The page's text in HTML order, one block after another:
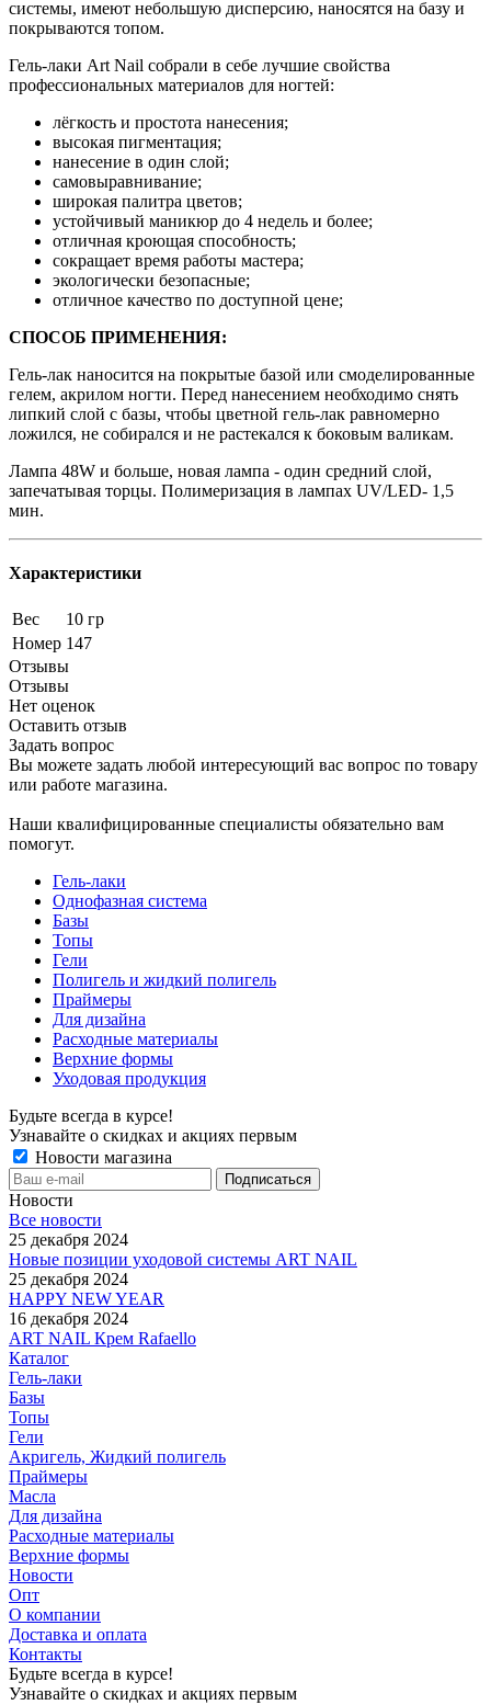
системы, имеют небольшую дисперсию, наносятся на базу и
покрываются топом.
Гель-лаки Art Nail собрали в себе лучшие свойства
профессиональных материалов для ногтей:
лёгкость и простота нанесения;
высокая пигментация;
нанесение в один слой;
самовыравнивание;
широкая палитра цветов;
устойчивый маникюр до 4 недель и более;
отличная кроющая способность;
сокращает время работы мастера;
экологически безопасные;
отличное качество по доступной цене;
СПОСОБ ПРИМЕНЕНИЯ:
Гель-лак наносится на покрытые базой или смоделированные
гелем, акрилом ногти. Перед нанесением необходимо снять
липкий слой с базы, чтобы цветной гель-лак равномерно
ложился, не собирался и не растекался к боковым валикам.
Лампа 48W и больше, новая лампа - один средний слой,
запечатывая торцы. Полимеризация в лампах UV/LED- 1,5
мин.
Характеристики
Вес
10 гр
Номер 147
Отзывы
Отзывы
Нет оценок
Оставить отзыв
Задать вопрос
Вы можете задать любой интересующий вас вопрос по товару
или работе магазина.
Наши квалифицированные специалисты обязательно вам
помогут.
Гель-лаки
Однофазная система
Базы
Топы
Гели
Полигель и жидкий полигель
Праймеры
Для дизайна
Расходные материалы
Верхние формы
Уходовая продукция
Будьте всегда в курсе!
Узнавайте о скидках и акциях первым
Новости магазина
Новости
Все новости
25 декабря 2024
Новые позиции уходовой системы ART NAIL
25 декабря 2024
HAPPY NEW YEAR
16 декабря 2024
ART NAIL Крем Rafaello
Каталог
Гель-лаки
Базы
Топы
Гели
Акригель, Жидкий полигель
Праймеры
Масла
Для дизайна
Расходные материалы
Верхние формы
Новости
Опт
О компании
Доставка и оплата
Контакты
Будьте всегда в курсе!
Узнавайте о скидках и акциях первым